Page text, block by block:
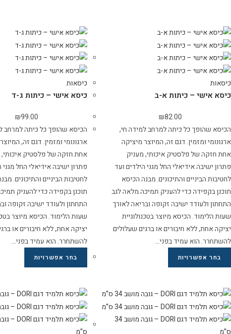
כיסאות
כיסא אישי – כיתות א-ב
₪82.00
הכיסא שהופך כל כיתה למרחב למידה חי,
ארגונומי ומזמין. דגם זה, המיוצר מיציקה
אחת חזקה של פלסטיק איכותי, מעניק
פתרון ישיבה אידיאלי החל מגני הילדים ועד
לחטיבות הביניים והתיכונים. מבנה הכיסא
תוכנן בקפידה כדי להעניק תמיכה מלאה לגב
התחתון ולעודד ישיבה זקופה ובריאה לאורך
שעות הלימוד. הכיסא מיוצר בטכנולוגיית
יציקה אחת, ללא חיבורים או ברגים שעלולים
להשתחרר. הוא עמיד בפני…
בחר אפשרויות
כיסאות
כיסא אישי – כיתות ג-ד
₪99.00
הכיסא שהופך כל כיתה למרחב
ארגונומי ומזמין. דגם זה,
אחת חזקה של פלסטיק איכותי,
פתרון ישיבה אידיאלי החל מגני
לחטיבות הביניים והתיכונים.
תוכנן בקפידה כדי להעניק
התחתון ולעודד ישיבה זקופה
שעות הלימוד. הכיסא מיוצר
יציקה אחת, ללא חיבורים או
להשתחרר. הוא עמיד בפני…
בחר אפשרויות